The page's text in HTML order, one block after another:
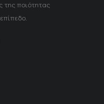
της ποιότητας